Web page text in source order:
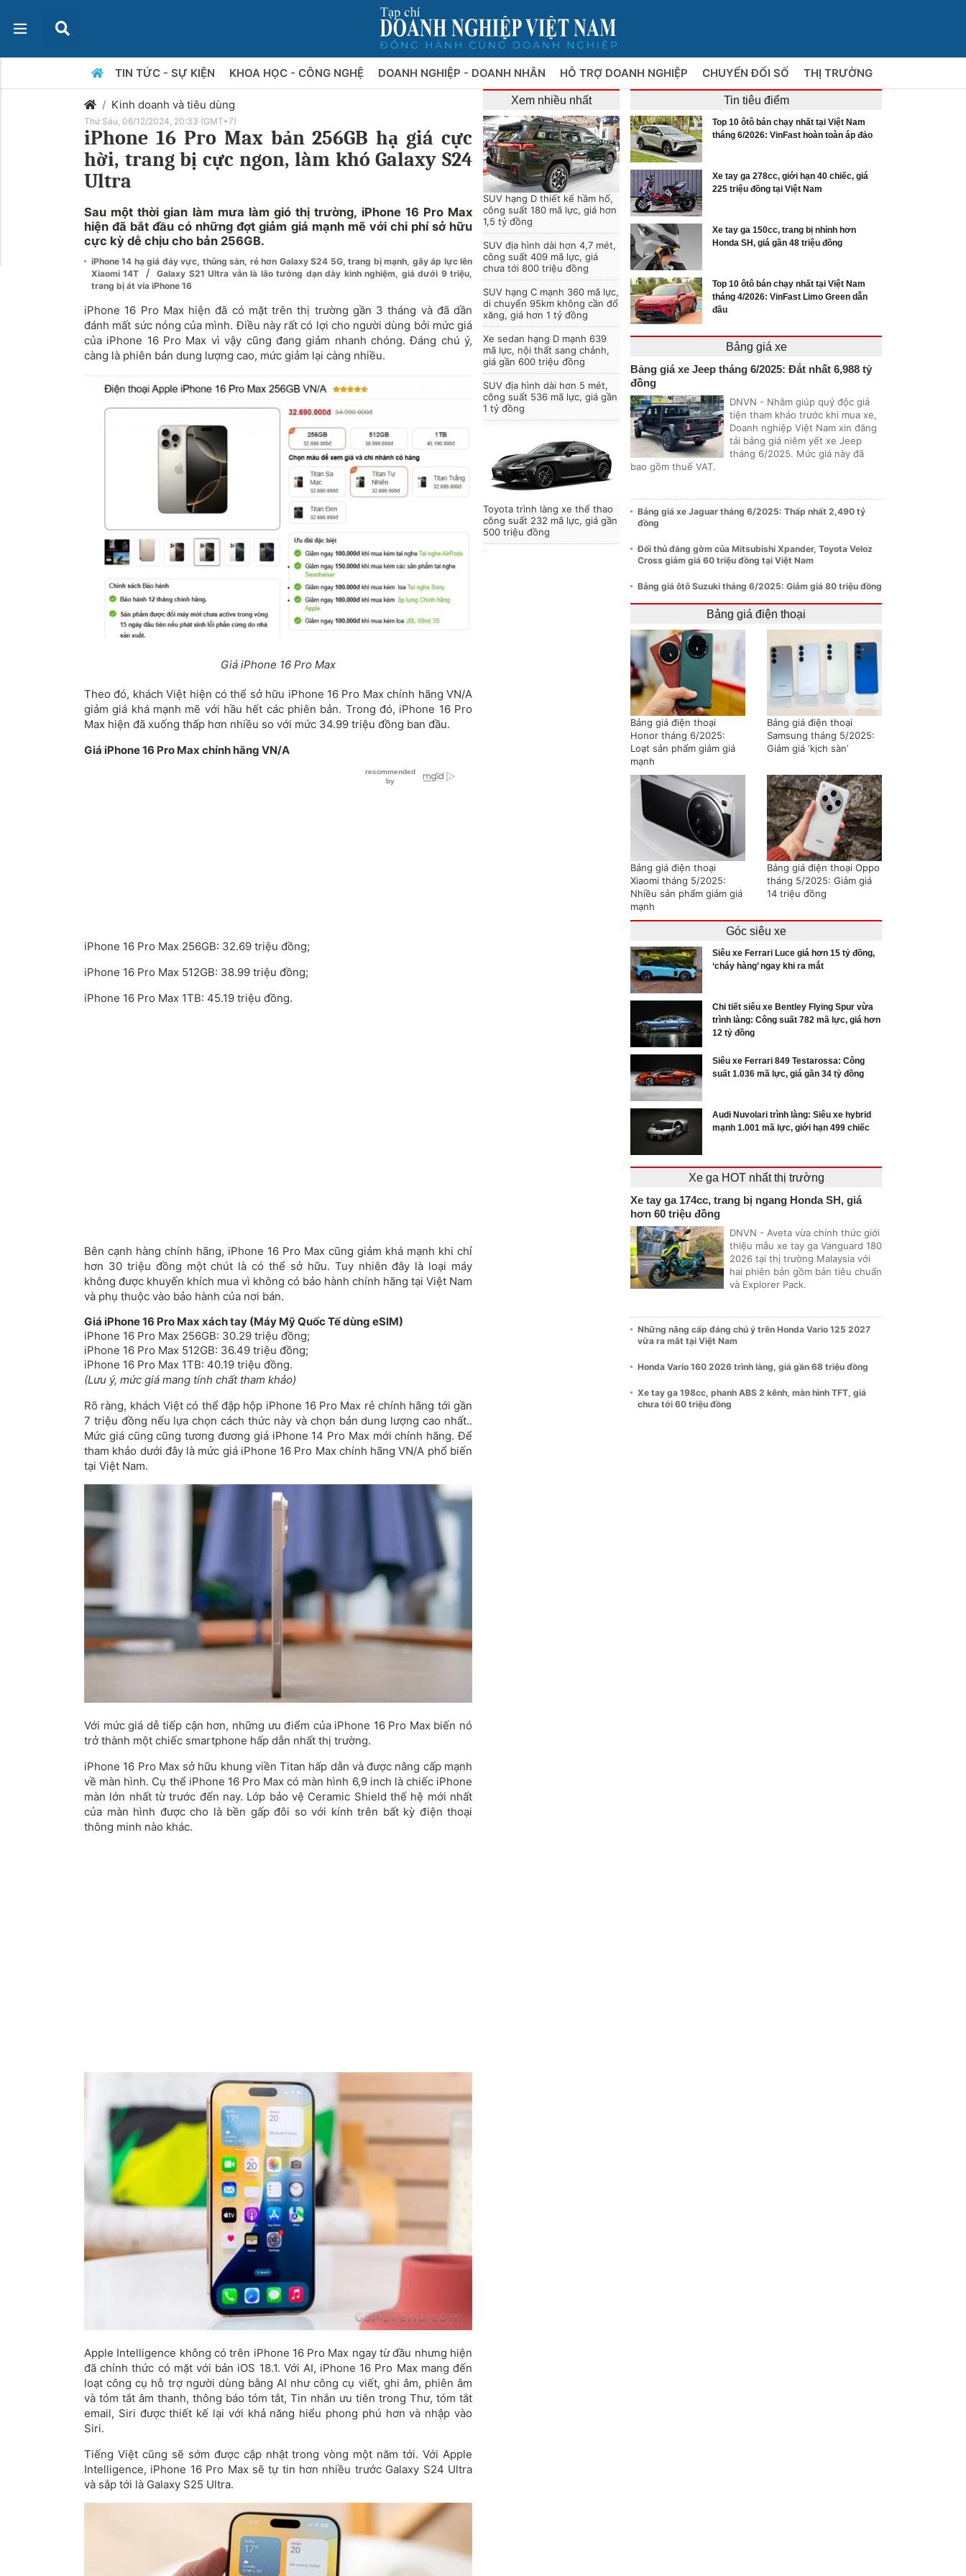
TIN TỨC - SỰ KIỆN KHOA HỌC - CÔNG NGHỆ DOANH NGHIỆP - DOANH NHÂN HỖ TRỢ DOANH NGHIỆP CHUYỂN ĐỔI SỐ THỊ TRƯỜNG
Kinh doanh và tiêu dùng
Thứ Sáu, 06/12/2024, 20:33 (GMT+7)
iPhone 16 Pro Max bản 256GB hạ giá cực
hời, trang bị cực ngon, làm khó Galaxy S24
Ultra
Sau một thời gian làm mưa làm gió thị trường, iPhone 16 Pro Max
hiện đã bắt đầu có những đợt giảm giá mạnh mẽ với chi phí sở hữu
cực kỳ dễ chịu cho bản 256GB.
iPhone 14 hạ giá đáy vực, thủng sàn, rẻ hơn Galaxy S24 5G, trang bị mạnh, gây áp lực lên
Xiaomi 14T
/
Galaxy S21 Ultra vẫn là lão tướng dạn dày kinh nghiệm, giá dưới 9 triệu,
trang bị át vía iPhone 16
iPhone 16 Pro Max hiện đã có mặt trên thị trường gần 3 tháng và đã dần
đánh mất sức nóng của mình. Điều này rất có lợi cho người dùng bởi mức giá
của iPhone 16 Pro Max vì vậy cũng đang giảm nhanh chóng. Đáng chú ý,
càng là phiên bản dung lượng cao, mức giảm lại càng nhiều.
Giá iPhone 16 Pro Max
Theo đó, khách Việt hiện có thể sở hữu iPhone 16 Pro Max chính hãng VN/A
giảm giá khá mạnh mẽ với hầu hết các phiên bản. Trong đó, iPhone 16 Pro
Max hiện đã xuống thấp hơn nhiều so với mức 34.99 triệu đồng ban đầu.
Giá iPhone 16 Pro Max chính hãng VN/A
iPhone 16 Pro Max 256GB: 32.69 triệu đồng;
iPhone 16 Pro Max 512GB: 38.99 triệu đồng;
iPhone 16 Pro Max 1TB: 45.19 triệu đồng.
Bên cạnh hàng chính hãng, iPhone 16 Pro Max cũng giảm khá mạnh khi chỉ
hơn 30 triệu đồng một chút là có thể sở hữu. Tuy nhiên đây là loại máy
không được khuyến khích mua vì không có bảo hành chính hãng tại Việt Nam
và phụ thuộc vào bảo hành của nơi bán.
Giá iPhone 16 Pro Max xách tay (Máy Mỹ Quốc Tế dùng eSIM)
iPhone 16 Pro Max 256GB: 30.29 triệu đồng;
iPhone 16 Pro Max 512GB: 36.49 triệu đồng;
iPhone 16 Pro Max 1TB: 40.19 triệu đồng.
(Lưu ý, mức giá mang tính chất tham khảo)
Rõ ràng, khách Việt có thể đập hộp iPhone 16 Pro Max rẻ chính hãng tới gần
7 triệu đồng nếu lựa chọn cách thức này và chọn bản dung lượng cao nhất..
Mức giá cũng cũng tương đương giá iPhone 14 Pro Max mới chính hãng. Để
tham khảo dưới đây là mức giá iPhone 16 Pro Max chính hãng VN/A phổ biến
tại Việt Nam.
Với mức giá dễ tiếp cận hơn, những ưu điểm của iPhone 16 Pro Max biến nó
trở thành một chiếc smartphone hấp dẫn nhất thị trường.
iPhone 16 Pro Max sở hữu khung viền Titan hấp dẫn và được nâng cấp mạnh
về màn hình. Cụ thể iPhone 16 Pro Max có màn hình 6,9 inch là chiếc iPhone
màn lớn nhất từ trước đến nay. Lớp bảo vệ Ceramic Shield thế hệ mới nhất
của màn hình được cho là bền gấp đôi so với kính trên bất kỳ điện thoại
thông minh nào khác.
Apple Intelligence không có trên iPhone 16 Pro Max ngay từ đầu nhưng hiện
đã chính thức có mặt với bản iOS 18.1. Với AI, iPhone 16 Pro Max mang đến
loạt công cụ hỗ trợ người dùng bằng AI như công cụ viết, ghi âm, phiên âm
và tóm tắt âm thanh, thông báo tóm tắt, Tin nhắn ưu tiên trong Thư, tóm tắt
email, Siri được thiết kế lại với khả năng hiểu phong phú hơn và nhập vào
Siri.
Tiếng Việt cũng sẽ sớm được cập nhật trong vòng một năm tới. Với Apple
Intelligence, iPhone 16 Pro Max sẽ tự tin hơn nhiều trước Galaxy S24 Ultra
và sắp tới là Galaxy S25 Ultra.
Xem nhiều nhất
SUV hạng D thiết kế hầm hố,
công suất 180 mã lực, giá hơn
1,5 tỷ đồng
SUV địa hình dài hơn 4,7 mét,
công suất 409 mã lực, giá
chưa tới 800 triệu đồng
SUV hạng C mạnh 360 mã lực,
di chuyển 95km không cần đổ
xăng, giá hơn 1 tỷ đồng
Xe sedan hạng D mạnh 639
mã lực, nội thất sang chảnh,
giá gần 600 triệu đồng
SUV địa hình dài hơn 5 mét,
công suất 536 mã lực, giá gần
1 tỷ đồng
Toyota trình làng xe thể thao
công suất 232 mã lực, giá gần
500 triệu đồng
Tin tiêu điểm
Top 10 ôtô bán chạy nhất tại Việt Nam
tháng 6/2026: VinFast hoàn toàn áp đảo
Xe tay ga 278cc, giới hạn 40 chiếc, giá
225 triệu đồng tại Việt Nam
Xe tay ga 150cc, trang bị nhỉnh hơn
Honda SH, giá gần 48 triệu đồng
Top 10 ôtô bán chạy nhất tại Việt Nam
tháng 4/2026: VinFast Limo Green dẫn
đầu
Bảng giá xe
Bảng giá xe Jeep tháng 6/2025: Đắt nhất 6,988 tỷ
đồng
DNVN - Nhằm giúp quý độc giả
tiện tham khảo trước khi mua xe,
Doanh nghiệp Việt Nam xin đăng
tải bảng giá niêm yết xe Jeep
tháng 6/2025. Mức giá này đã
bao gồm thuế VAT.
Bảng giá xe Jaguar tháng 6/2025: Thấp nhất 2,490 tỷ
đồng
Đối thủ đáng gờm của Mitsubishi Xpander, Toyota Veloz
Cross giảm giá 60 triệu đồng tại Việt Nam
Bảng giá ôtô Suzuki tháng 6/2025: Giảm giá 80 triệu đồng
Bảng giá điện thoại
Bảng giá điện thoại
Honor tháng 6/2025:
Loạt sản phẩm giảm giá
mạnh
Bảng giá điện thoại
Samsung tháng 5/2025:
Giảm giá ‘kịch sàn’
Bảng giá điện thoại
Xiaomi tháng 5/2025:
Nhiều sản phẩm giảm giá
mạnh
Bảng giá điện thoại Oppo
tháng 5/2025: Giảm giá
14 triệu đồng
Góc siêu xe
Siêu xe Ferrari Luce giá hơn 15 tỷ đồng,
‘cháy hàng’ ngay khi ra mắt
Chi tiết siêu xe Bentley Flying Spur vừa
trình làng: Công suất 782 mã lực, giá hơn
12 tỷ đồng
Siêu xe Ferrari 849 Testarossa: Công
suất 1.036 mã lực, giá gần 34 tỷ đồng
Audi Nuvolari trình làng: Siêu xe hybrid
mạnh 1.001 mã lực, giới hạn 499 chiếc
Xe ga HOT nhất thị trường
Xe tay ga 174cc, trang bị ngang Honda SH, giá
hơn 60 triệu đồng
DNVN - Aveta vừa chính thức giới
thiệu mẫu xe tay ga Vanguard 180
2026 tại thị trường Malaysia với
hai phiên bản gồm bản tiêu chuẩn
và Explorer Pack.
Những nâng cấp đáng chú ý trên Honda Vario 125 2027
vừa ra mắt tại Việt Nam
Honda Vario 160 2026 trình làng, giá gần 68 triệu đồng
Xe tay ga 198cc, phanh ABS 2 kênh, màn hình TFT, giá
chưa tới 60 triệu đồng